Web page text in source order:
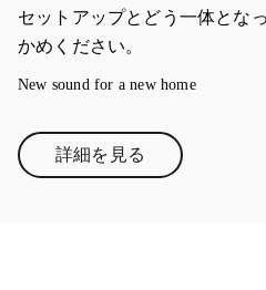
セットアップとどう一体とな
かめください。
New sound for a new home
詳細を見るLink Opens in New Tab